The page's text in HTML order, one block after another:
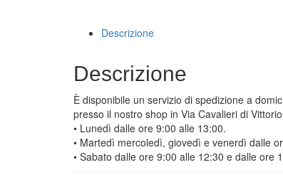
Descrizione
Descrizione
È disponibile un servizio di spedizione a
presso il nostro shop in Via Cavalieri di
• Lunedì dalle ore 9:00 alle 13:00.
• Martedì mercoledì, giovedì e venerdì dalle
• Sabato dalle ore 9:00 alle 12:30 e dalle ore